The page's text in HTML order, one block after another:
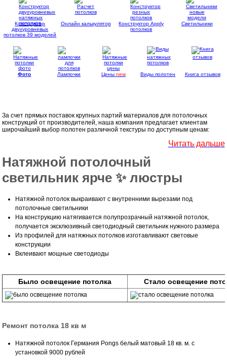
Конструктор
двухуровневых
потолков 39 моделей
Онлайн калькулятор
Конструктор Apply
потолков
Светильники
Фото Лампочки Цены new Виды полотен Книга отзывов
За счет прямых поставок крупных партий материалов для потолочных
конструкций от производителей, наша компания предлагает клиентам
широчайший выбор полотен различной текстуры по доступным ценам:
Читать дальше
Натяжной потолочный
светильник ярче ✨ люстры
Натяжной потолок выкраивают с внутренними вырезами под
потолочные светильники
На конструкцию натягивается полупрозрачный натяжной потолок,
получается эксклюзивный светодиодный светильник нужного размера
Из профилей для натяжных потолков изготавливают световые
конструкции
Вклеивают мощные светодиоды
Было освещение потолка Стало освещение
Ремонт потолка 18 кв м
Натяжной потолок Германия Pongs белый матовый 18 кв. м. с
установкой 9000 рублей